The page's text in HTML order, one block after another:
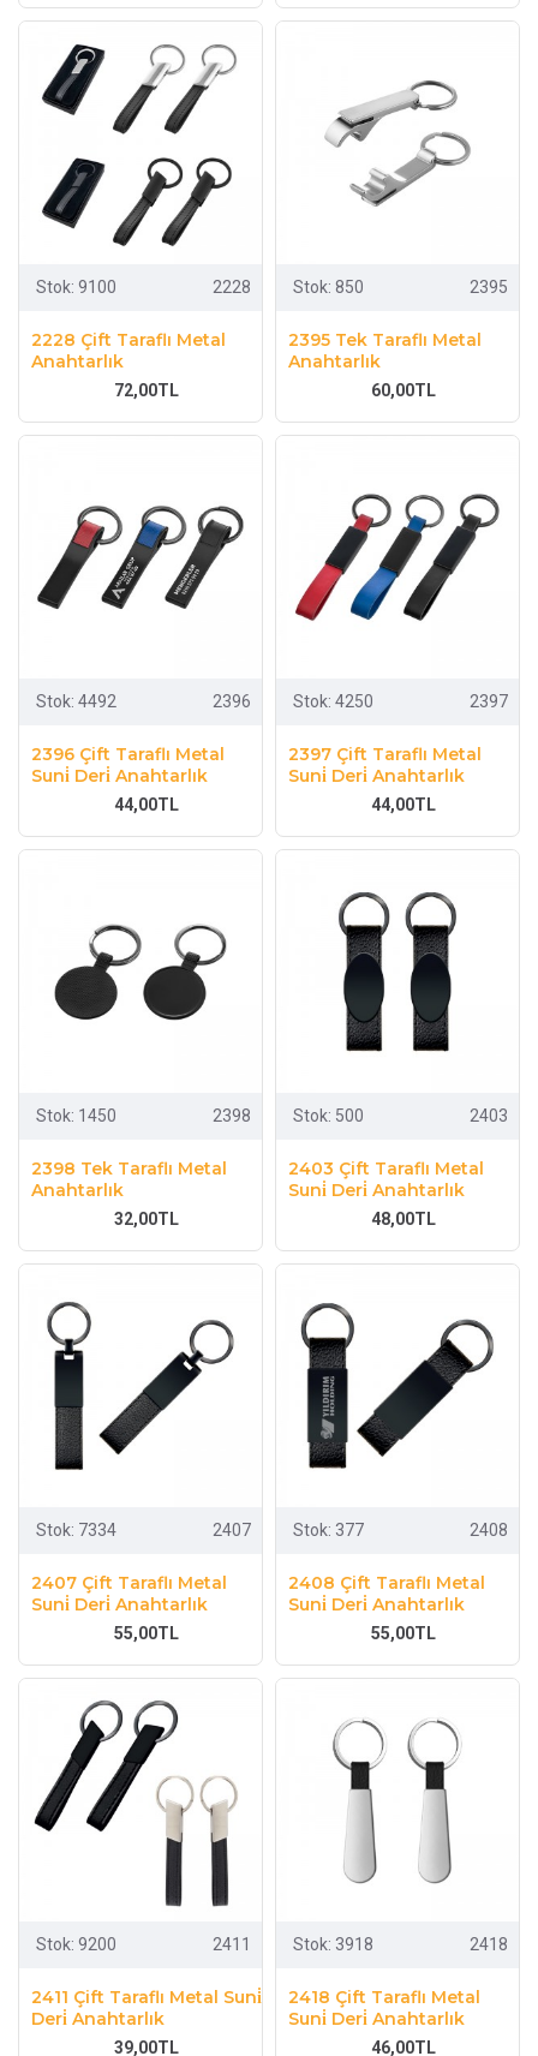
Stok: 9100 2228
2228 Çift Taraflı Metal
Anahtarlık
72,00TL
Stok: 850 2395
2395 Tek Taraflı Metal
Anahtarlık
60,00TL
Stok: 4492 2396
2396 Çift Taraflı Metal
Suni̇ Deri̇ Anahtarlık
44,00TL
Stok: 4250 2397
2397 Çift Taraflı Metal
Suni̇ Deri̇ Anahtarlık
44,00TL
Stok: 1450 2398
2398 Tek Taraflı Metal
Anahtarlık
32,00TL
Stok: 500 2403
2403 Çift Taraflı Metal
Suni̇ Deri̇ Anahtarlık
48,00TL
Stok: 7334 2407
2407 Çift Taraflı Metal
Suni̇ Deri̇ Anahtarlık
55,00TL
Stok: 377 2408
2408 Çift Taraflı Metal
Suni̇ Deri̇ Anahtarlık
55,00TL
Stok: 9200 2411
2411 Çift Taraflı Metal Suni̇
Deri̇ Anahtarlık
39,00TL
Stok: 3918 2418
2418 Çift Taraflı Metal
Suni̇ Deri̇ Anahtarlık
46,00TL